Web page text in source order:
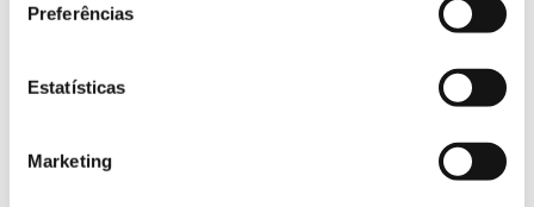
Preferências
Estatísticas
Marketing
Luis Pereira doutorou-se em Microeletrónica e
Dedicou-se depois à área do desenvolvimento de
materiais nanoestruturados inorgânicos impressos